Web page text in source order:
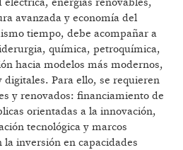
avanzada y economía del
tiempo, debe acompañar a
química, petroquímica,
hacia modelos más modernos,
Para ello, se requieren
y renovados: financiamiento de
orientadas a la innovación,
tecnológica y marcos
inversión en capacidades